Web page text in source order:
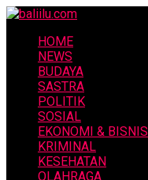
HOME
NEWS
BUDAYA
SASTRA
POLITIK
SOSIAL
EKONOMI & BISNIS
KRIMINAL
KESEHATAN
OLAHRAGA